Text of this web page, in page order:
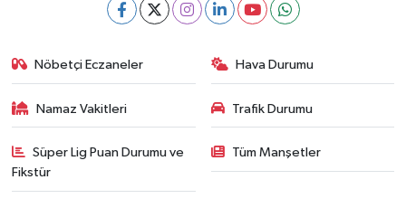
Nöbetçi Eczaneler Hava Durumu
Namaz Vakitleri Trafik Durumu
Süper Lig Puan Durumu ve
Fikstür
Tüm Manşetler